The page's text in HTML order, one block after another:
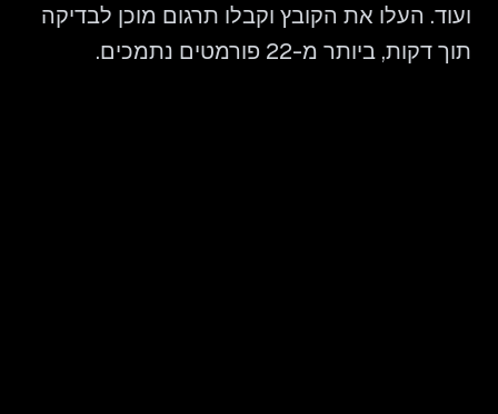
ועוד. העלו את הקובץ וקבלו תרגום מוכן לבדיקה
תוך דקות, ביותר מ-22 פורמטים נתמכים.